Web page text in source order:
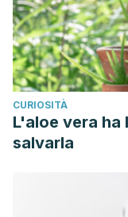
CURIOSITÀ
L'aloe vera
salvarla